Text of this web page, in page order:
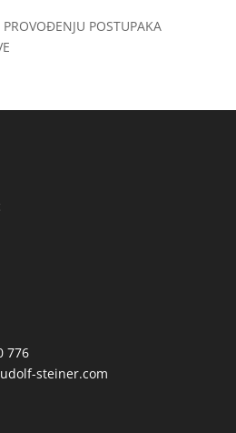
POSTUPAKA
776
steiner.com